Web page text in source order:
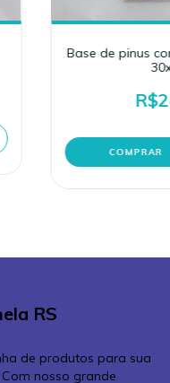
Base de pinus
RS
de produtos para sua
nosso grande